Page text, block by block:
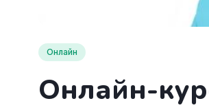
Онлайн
Онлайн-